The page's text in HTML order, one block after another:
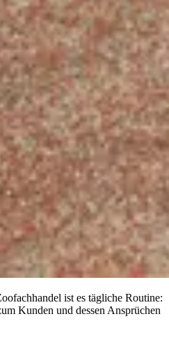
ist es tägliche Routine:
Kunden und dessen Ansprüchen